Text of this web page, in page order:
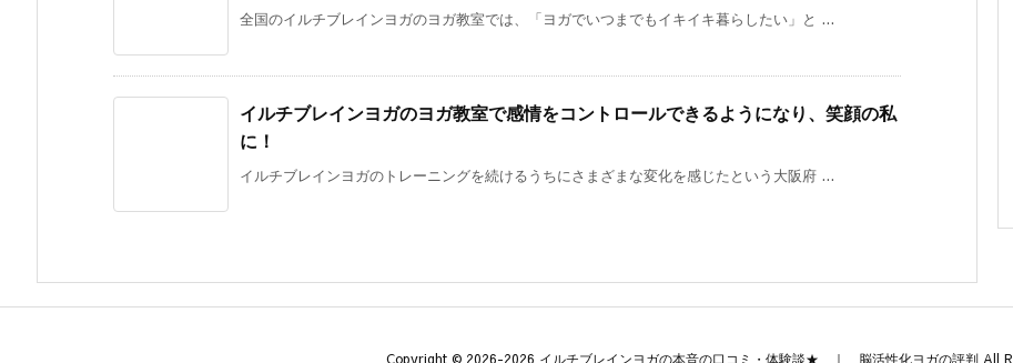
全国のイルチブレインヨガのヨガ教室では、「ヨガでいつまでもイキイキ暮らしたい」と ...
イルチブレインヨガのヨガ教室で感情をコントロールできるようになり、笑顔の私
に！
イルチブレインヨガのトレーニングを続けるうちにさまざまな変化を感じたという大阪府 ...
Copyright © 2026-2026 イルチブレインヨガの本音の口コミ・体験談★ ｜ 脳活性化ヨガの評判All